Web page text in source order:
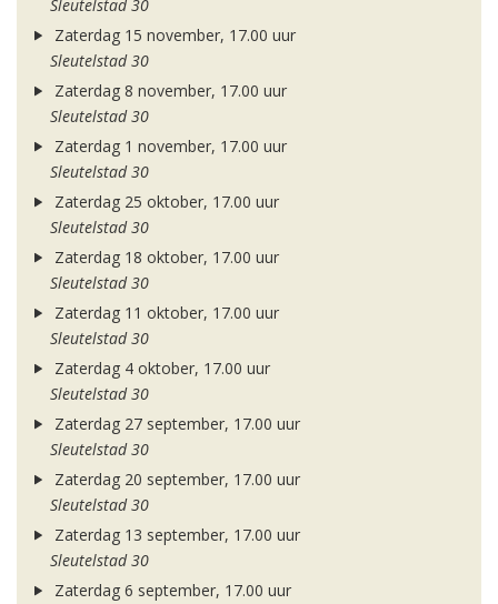
Sleutelstad 30
Zaterdag 15 november, 17.00 uur
Sleutelstad 30
Zaterdag 8 november, 17.00 uur
Sleutelstad 30
Zaterdag 1 november, 17.00 uur
Sleutelstad 30
Zaterdag 25 oktober, 17.00 uur
Sleutelstad 30
Zaterdag 18 oktober, 17.00 uur
Sleutelstad 30
Zaterdag 11 oktober, 17.00 uur
Sleutelstad 30
Zaterdag 4 oktober, 17.00 uur
Sleutelstad 30
Zaterdag 27 september, 17.00 uur
Sleutelstad 30
Zaterdag 20 september, 17.00 uur
Sleutelstad 30
Zaterdag 13 september, 17.00 uur
Sleutelstad 30
Zaterdag 6 september, 17.00 uur